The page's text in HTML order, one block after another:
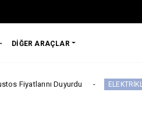
DİĞER ARAÇLAR
Duyurdu ELEKTRİKLİ ARAÇLAR